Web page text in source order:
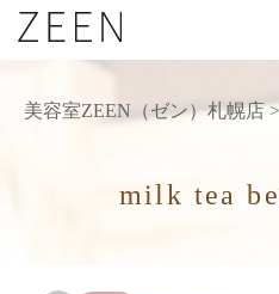
美容室ZEEN（ゼン）札幌店
milk tea